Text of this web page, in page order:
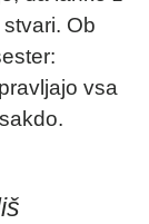
Ob
vsa